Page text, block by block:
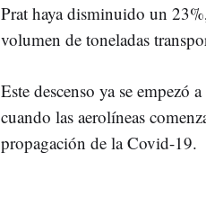
Prat haya disminuido un
volumen de toneladas
Este descenso ya se empezó
cuando las aerolíneas
propagación de la Covid-19.